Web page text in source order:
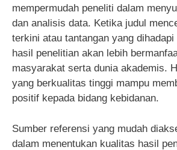
mempermudah peneliti dalam
dan analisis data. Ketika judul
terkini atau tantangan yang
hasil penelitian akan lebih
masyarakat serta dunia akademis.
yang berkualitas tinggi mampu
positif kepada bidang kebidanan.
Sumber referensi yang mudah
dalam menentukan kualitas hasil